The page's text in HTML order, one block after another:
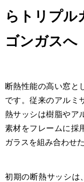
らトリプル
ゴンガスへ
断熱性能の高い窓と
です。従来のアルミ
熱サッシは樹脂やア
素材をフレームに採
ガラスを組み合わせ
初期の断熱サッシは